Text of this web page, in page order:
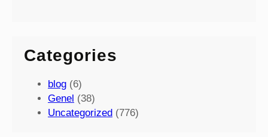
Categories
blog (6)
Genel (38)
Uncategorized (776)